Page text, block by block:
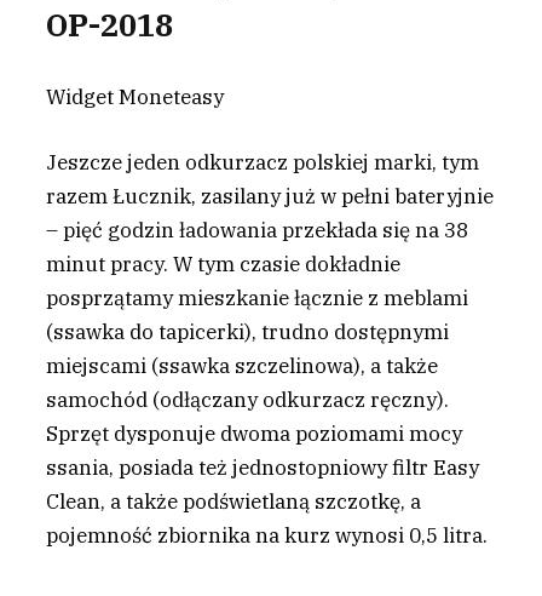
OP-2018
Widget Moneteasy
Jeszcze jeden odkurzacz polskiej marki, tym
razem Łucznik, zasilany już w pełni bateryjnie
– pięć godzin ładowania przekłada się na 38
minut pracy. W tym czasie dokładnie
posprzątamy mieszkanie łącznie z meblami
(ssawka do tapicerki), trudno dostępnymi
miejscami (ssawka szczelinowa), a także
samochód (odłączany odkurzacz ręczny).
Sprzęt dysponuje dwoma poziomami mocy
ssania, posiada też jednostopniowy filtr Easy
Clean, a także podświetlaną szczotkę, a
pojemność zbiornika na kurz wynosi 0,5 litra.